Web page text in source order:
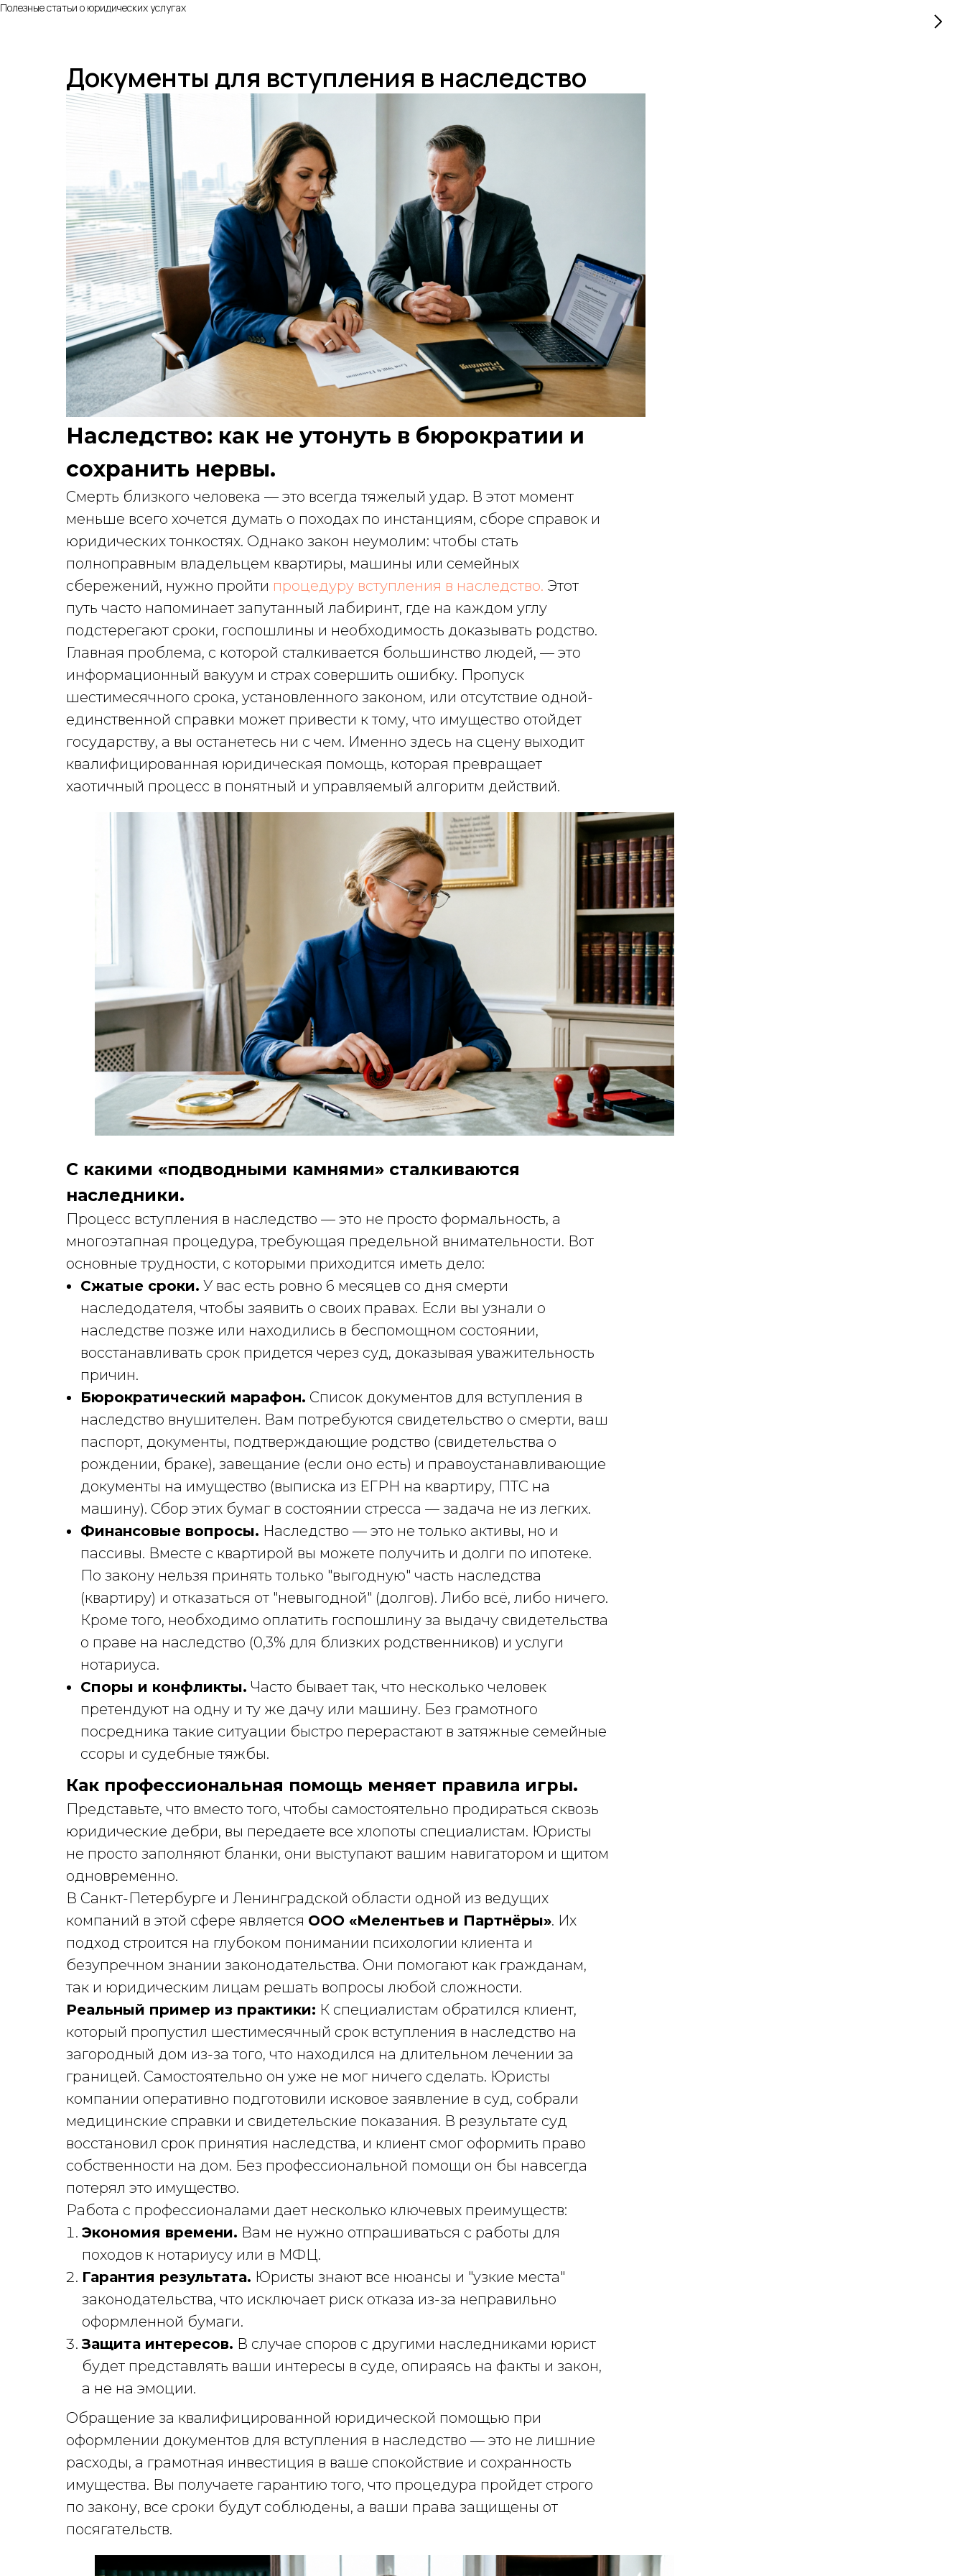
Полезные статьи о юридических услугах
Документы для вступления в наследство
Наследство: как не утонуть в бюрократии и
сохранить нервы.
Смерть близкого человека — это всегда тяжелый удар. В этот момент
меньше всего хочется думать о походах по инстанциям, сборе справок и
юридических тонкостях. Однако закон неумолим: чтобы стать
полноправным владельцем квартиры, машины или семейных
сбережений, нужно пройти процедуру вступления в наследство. Этот
путь часто напоминает запутанный лабиринт, где на каждом углу
подстерегают сроки, госпошлины и необходимость доказывать родство.
Главная проблема, с которой сталкивается большинство людей, — это
информационный вакуум и страх совершить ошибку. Пропуск
шестимесячного срока, установленного законом, или отсутствие одной-
единственной справки может привести к тому, что имущество отойдет
государству, а вы останетесь ни с чем. Именно здесь на сцену выходит
квалифицированная юридическая помощь, которая превращает
хаотичный процесс в понятный и управляемый алгоритм действий.
С какими «подводными камнями» сталкиваются
наследники.
Процесс вступления в наследство — это не просто формальность, а
многоэтапная процедура, требующая предельной внимательности. Вот
основные трудности, с которыми приходится иметь дело:
Сжатые сроки. У вас есть ровно 6 месяцев со дня смерти
наследодателя, чтобы заявить о своих правах. Если вы узнали о
наследстве позже или находились в беспомощном состоянии,
восстанавливать срок придется через суд, доказывая уважительность
причин.
Бюрократический марафон. Список документов для вступления в
наследство внушителен. Вам потребуются свидетельство о смерти, ваш
паспорт, документы, подтверждающие родство (свидетельства о
рождении, браке), завещание (если оно есть) и правоустанавливающие
документы на имущество (выписка из ЕГРН на квартиру, ПТС на
машину). Сбор этих бумаг в состоянии стресса — задача не из легких.
Финансовые вопросы. Наследство — это не только активы, но и
пассивы. Вместе с квартирой вы можете получить и долги по ипотеке.
По закону нельзя принять только "выгодную" часть наследства
(квартиру) и отказаться от "невыгодной" (долгов). Либо всё, либо ничего.
Кроме того, необходимо оплатить госпошлину за выдачу свидетельства
о праве на наследство (0,3% для близких родственников) и услуги
нотариуса.
Споры и конфликты. Часто бывает так, что несколько человек
претендуют на одну и ту же дачу или машину. Без грамотного
посредника такие ситуации быстро перерастают в затяжные семейные
ссоры и судебные тяжбы.
Как профессиональная помощь меняет правила игры.
Представьте, что вместо того, чтобы самостоятельно продираться сквозь
юридические дебри, вы передаете все хлопоты специалистам. Юристы
не просто заполняют бланки, они выступают вашим навигатором и щитом
одновременно.
В Санкт-Петербурге и Ленинградской области одной из ведущих
компаний в этой сфере является ООО «Мелентьев и Партнёры». Их
подход строится на глубоком понимании психологии клиента и
безупречном знании законодательства. Они помогают как гражданам,
так и юридическим лицам решать вопросы любой сложности.
Реальный пример из практики: К специалистам обратился клиент,
который пропустил шестимесячный срок вступления в наследство на
загородный дом из-за того, что находился на длительном лечении за
границей. Самостоятельно он уже не мог ничего сделать. Юристы
компании оперативно подготовили исковое заявление в суд, собрали
медицинские справки и свидетельские показания. В результате суд
восстановил срок принятия наследства, и клиент смог оформить право
собственности на дом. Без профессиональной помощи он бы навсегда
потерял это имущество.
Работа с профессионалами дает несколько ключевых преимуществ:
Экономия времени. Вам не нужно отпрашиваться с работы для
походов к нотариусу или в МФЦ.
Гарантия результата. Юристы знают все нюансы и "узкие места"
законодательства, что исключает риск отказа из-за неправильно
оформленной бумаги.
Защита интересов. В случае споров с другими наследниками юрист
будет представлять ваши интересы в суде, опираясь на факты и закон,
а не на эмоции.
Обращение за квалифицированной юридической помощью при
оформлении документов для вступления в наследство — это не лишние
расходы, а грамотная инвестиция в ваше спокойствие и сохранность
имущества. Вы получаете гарантию того, что процедура пройдет строго
по закону, все сроки будут соблюдены, а ваши права защищены от
посягательств.